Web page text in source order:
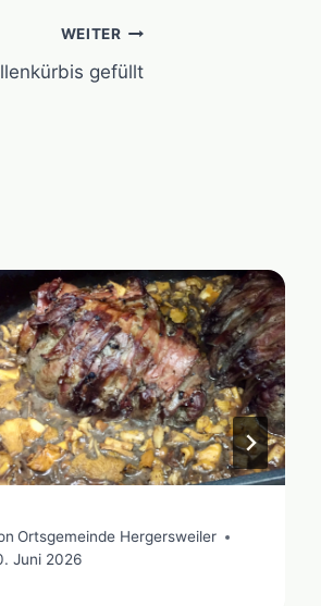
WEITER
gefüllt
Ortsgemeinde Hergersweiler
Juni 2026